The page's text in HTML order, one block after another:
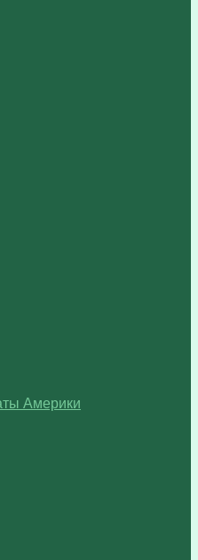
Америки